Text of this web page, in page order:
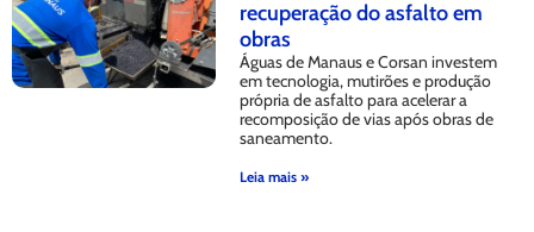
recuperação do asfalto em
obras
Águas de Manaus e Corsan investem
em tecnologia, mutirões e produção
própria de asfalto para acelerar a
recomposição de vias após obras de
saneamento.
Leia mais »